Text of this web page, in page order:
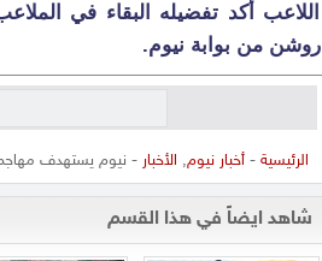
اللاعب أكد تفضيله البقاء في
روشن من بوابة نيوم.
الرئيسية -أخبار نيوم, الأخبار - نيوم يستهدف
شاهد ايضاً في هذا القسم